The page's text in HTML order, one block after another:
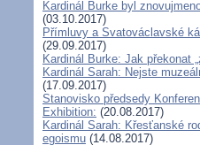
Kardinál Burke byl
(03.10.2017)
Přímluvy a Svatováclavské
(29.09.2017)
Kardinál Burke: Jak překonat
Kardinál Sarah: Nejste
(17.09.2017)
Stanovisko předsedy
Exhibition: (20.08.2017)
Kardinál Sarah: Křesťanské
egoismu (14.08.2017)